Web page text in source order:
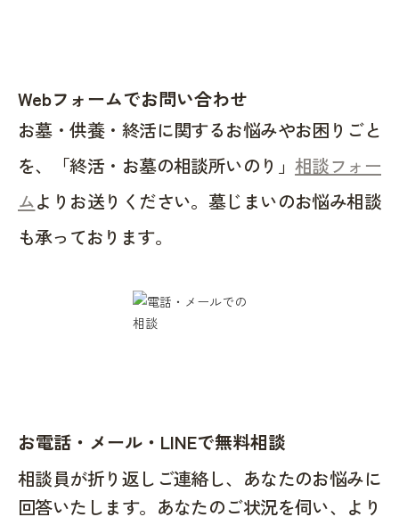
Webフォームでお問い合わせ
お墓・供養・終活に関するお悩みやお困りごと
を、「終活・お墓の相談所いのり」相談フォー
ムよりお送りください。墓じまいのお悩み相談
も承っております。
お電話・メール・LINEで無料相談
相談員が折り返しご連絡し、あなたのお悩みに
回答いたします。あなたのご状況を伺い、より